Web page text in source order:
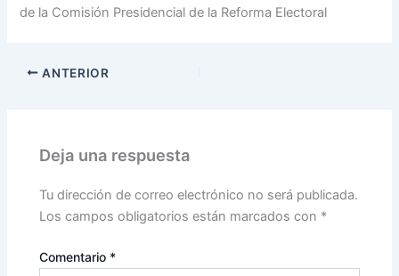
de la Comisión Presidencial de la Reforma Electoral
ANTERIOR
Deja una respuesta
Tu dirección de correo electrónico no será publicada.
Los campos obligatorios están marcados con *
Comentario *